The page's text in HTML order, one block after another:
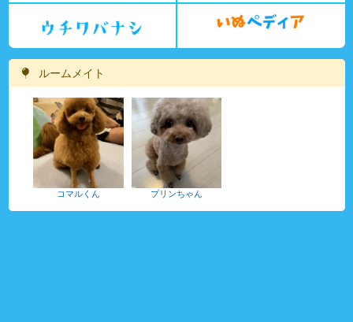
ルームメイト
コマルくん プリンちゃん